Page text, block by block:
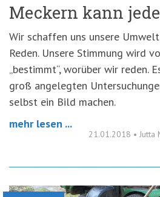
Meckern kann
Wir schaffen uns unsere
Reden. Unsere Stimmung wird
„bestimmt“, worüber wir reden.
groß angelegten
selbst ein Bild machen.
mehr lesen ...
21.01.2018 • Jutta